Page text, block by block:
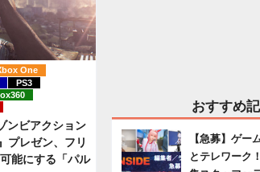
One
PS3
ンビアクション
プレゼン、フリ
能にする「パル
おすすめ
【急募】ゲー
とテレワーク